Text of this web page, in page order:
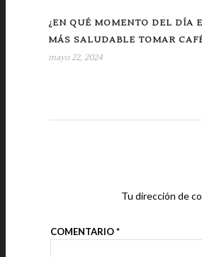
¿EN QUÉ MOMENTO DEL DÍA
MÁS SALUDABLE TOMAR
mayo 22, 2024
Tu dirección de
COMENTARIO*